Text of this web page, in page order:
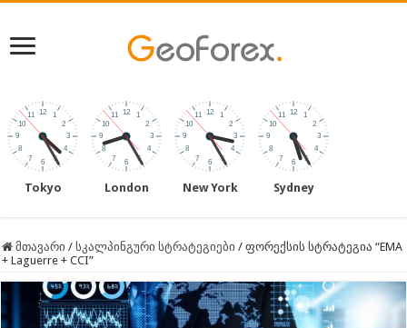
Tokyo London New York Sydney
მთავარი / სკალპინგური სტრატეგიები / ფორექსის სტრატეგია “EMA
+ Laguerre + CCI”